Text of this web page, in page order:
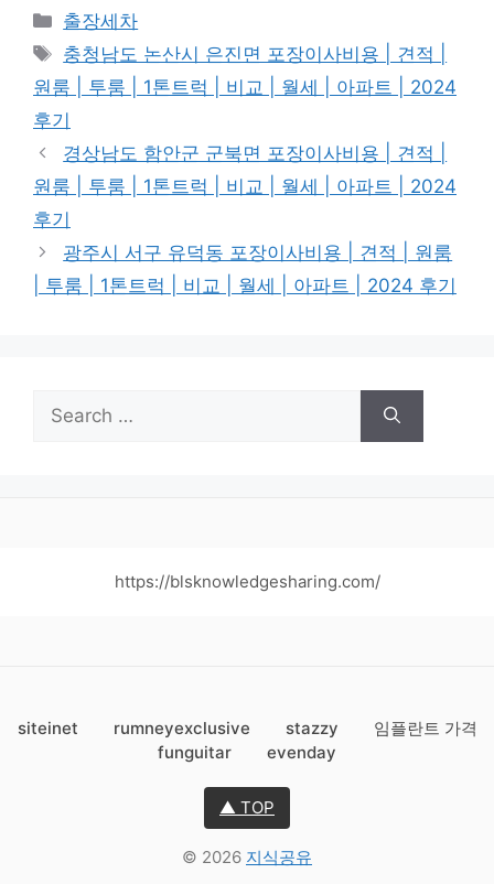
Categories
출장세차
Tags
충청남도 논산시 은진면 포장이사비용 | 견적 |
원룸 | 투룸 | 1톤트럭 | 비교 | 월세 | 아파트 | 2024
후기
경상남도 함안군 군북면 포장이사비용 | 견적 |
원룸 | 투룸 | 1톤트럭 | 비교 | 월세 | 아파트 | 2024
후기
광주시 서구 유덕동 포장이사비용 | 견적 | 원룸
| 투룸 | 1톤트럭 | 비교 | 월세 | 아파트 | 2024 후기
for:
https://blsknowledgesharing.com/
siteinet rumneyexclusive stazzy
임플란트 가격
funguitar
evenday
▲ TOP
© 2026 지식공유